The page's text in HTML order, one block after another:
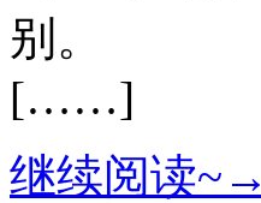
别。
[……]
继续阅读~→